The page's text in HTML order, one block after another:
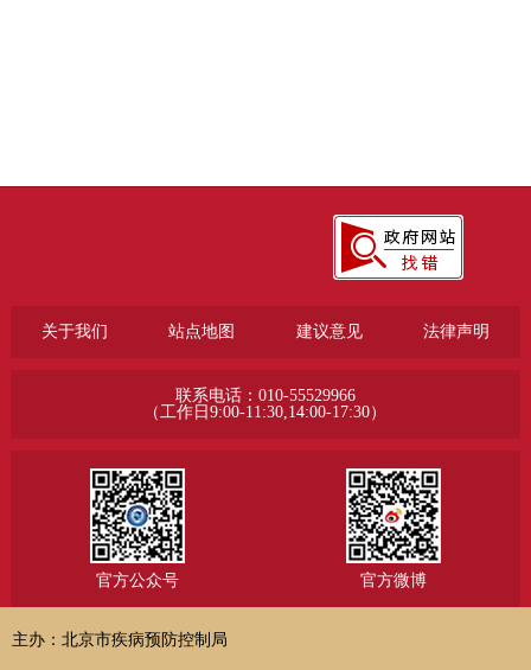
关于我们 站点地图 建议意见 法律声明
联系电话：010-55529966
（工作日9:00-11:30,14:00-17:30）
官方公众号 官方微博
主办：北京市疾病预防控制局